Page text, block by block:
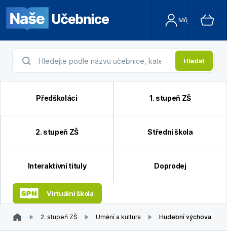
Můj účet
Hledat
Předškoláci 1. stupeň ZŠ
2. stupeň ZŠ Střední škola
Interaktivní tituly Doprodej
Virtuální škola
2. stupeň ZŠ Umění a kultura Hudební výchova